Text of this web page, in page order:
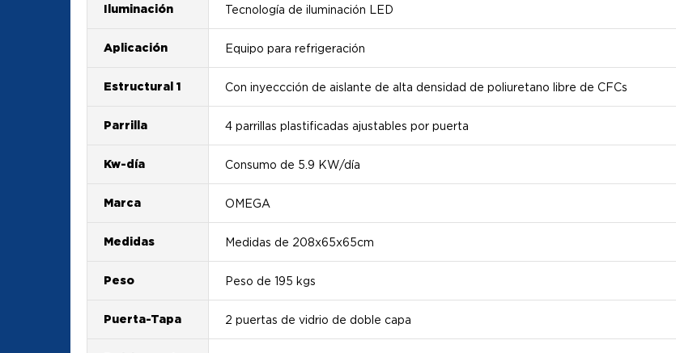
Iluminación Tecnología de iluminación LED
Aplicación Equipo para refrigeración
Estructural 1 Con inyeccción de aislante de alta densidad de poliuretano libre de CFCs
Parrilla 4 parrillas plastificadas ajustables por puerta
Kw-día Consumo de 5.9 KW/día
Marca OMEGA
Medidas Medidas de 208x65x65cm
Peso Peso de 195 kgs
Puerta-Tapa 2 puertas de vidrio de doble capa